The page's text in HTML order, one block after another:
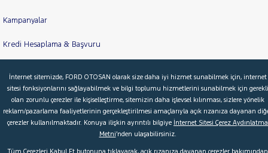
Kampanyalar
Kredi Hesaplama & Başvuru
© 2026 Ford Türkiye Ford Kurumsal Hakkımızda
Şartlar & Kişisel Verilerin Korunması S.S.S. Faydalı Bağlantılar
Çerez Tercihleri
İnternet sitemizde, FORD OTOSAN olarak size daha iyi hizmet sunabilmek için, internet
sitesi fonksiyonlarını sağlayabilmek ve bilgi toplumu hizmetlerini sunabilmek için gerekli
olan zorunlu çerezler ile kişiselleştirme, sitemizin daha işlevsel kılınması, sizlere yönelik
reklam/pazarlama faaliyetlerinin gerçekleştirilmesi amaçlarıyla açık rızanıza dayanan
çerezler kullanılmaktadır. Konuya ilişkin ayrıntılı bilgiye İnternet Sitesi Çerez Aydınlatma
Metni’nden ulaşabilirsiniz.